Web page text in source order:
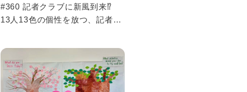
#360 記者クラブに新風到来⁉
13人13色の個性を放つ、記者ク